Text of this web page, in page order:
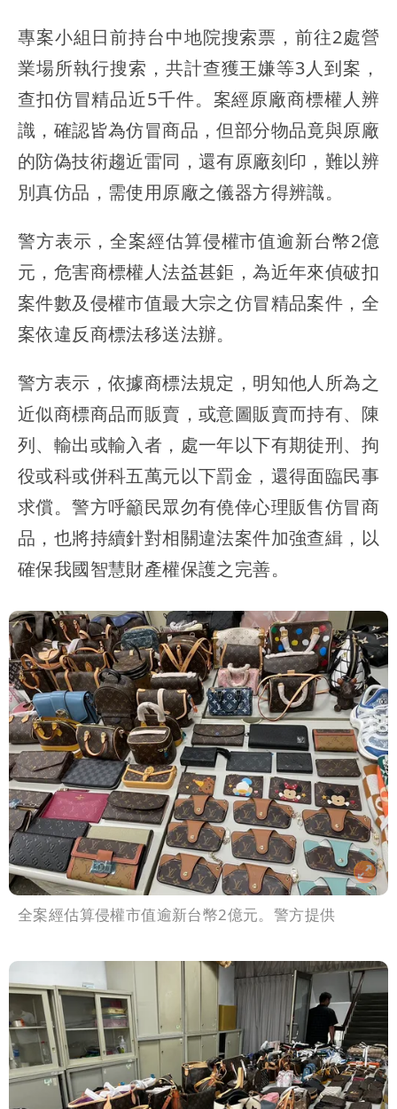
專案小組日前持台中地院搜索票，前往2處營
業場所執行搜索，共計查獲王嫌等3人到案，
查扣仿冒精品近5千件。案經原廠商標權人辨
識，確認皆為仿冒商品，但部分物品竟與原廠
的防偽技術趨近雷同，還有原廠刻印，難以辨
別真仿品，需使用原廠之儀器方得辨識。
警方表示，全案經估算侵權市值逾新台幣2億
元，危害商標權人法益甚鉅，為近年來偵破扣
案件數及侵權市值最大宗之仿冒精品案件，全
案依違反商標法移送法辦。
警方表示，依據商標法規定，明知他人所為之
近似商標商品而販賣，或意圖販賣而持有、陳
列、輸出或輸入者，處一年以下有期徒刑、拘
役或科或併科五萬元以下罰金，還得面臨民事
求償。警方呼籲民眾勿有僥倖心理販售仿冒商
品，也將持續針對相關違法案件加強查緝，以
確保我國智慧財產權保護之完善。
全案經估算侵權市值逾新台幣2億元。警方提供